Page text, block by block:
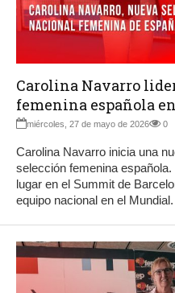
Carolina Navarro
femenina española
miércoles, 27 de mayo de 2026 0
Carolina Navarro inicia una
selección femenina
lugar en el Summit de
equipo nacional en el Mundial.